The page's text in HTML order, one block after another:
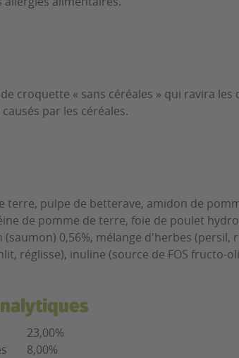
croquette « sans céréales » qui ravira
par les céréales.
terre, pulpe de betterave, amidon de
de pomme de terre, foie de poulet
(saumon) 0,56%, mélange d'herbes
réglisse), inuline (source de FOS fructo-
23,00%
8,00%